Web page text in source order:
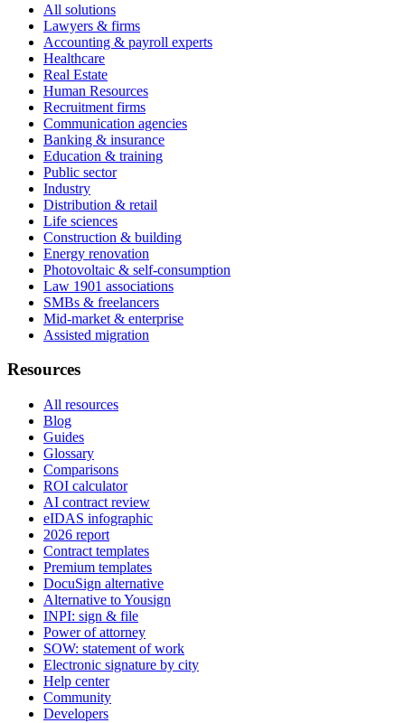
All solutions
Lawyers & firms
Accounting & payroll experts
Healthcare
Real Estate
Human Resources
Recruitment firms
Communication agencies
Banking & insurance
Education & training
Public sector
Industry
Distribution & retail
Life sciences
Construction & building
Energy renovation
Photovoltaic & self-consumption
Law 1901 associations
SMBs & freelancers
Mid-market & enterprise
Assisted migration
Resources
All resources
Blog
Guides
Glossary
Comparisons
ROI calculator
AI contract review
eIDAS infographic
2026 report
Contract templates
Premium templates
DocuSign alternative
Alternative to Yousign
INPI: sign & file
Power of attorney
SOW: statement of work
Electronic signature by city
Help center
Community
Developers